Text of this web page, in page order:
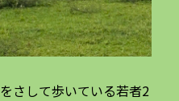
さして歩いている若者2